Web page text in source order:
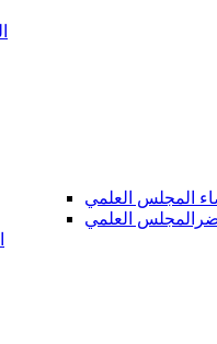
المجلس العلمي
العلمي